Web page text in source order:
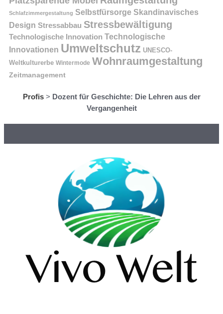
Schlafzimmergestaltung Selbstfürsorge Skandinavisches
Design Stressabbau Stressbewältigung
Technologische Innovation Technologische
Innovationen Umweltschutz UNESCO-
Weltkulturerbe Wintermode Wohnraumgestaltung
Zeitmanagement
Profis> Dozent für Geschichte: Die Lehren aus der
Vergangenheit